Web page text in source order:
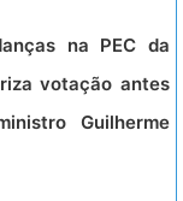
na PEC da
votação antes
Guilherme